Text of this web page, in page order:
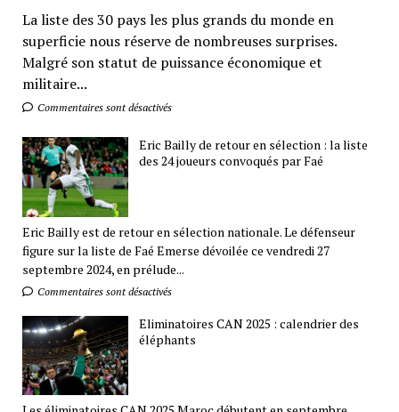
La liste des 30 pays les plus grands du monde en
superficie nous réserve de nombreuses surprises.
Malgré son statut de puissance économique et
militaire...
Commentaires sont désactivés
Eric Bailly de retour en sélection : la liste
des 24 joueurs convoqués par Faé
Eric Bailly est de retour en sélection nationale. Le défenseur
figure sur la liste de Faé Emerse dévoilée ce vendredi 27
septembre 2024, en prélude...
Commentaires sont désactivés
Eliminatoires CAN 2025 : calendrier des
éléphants